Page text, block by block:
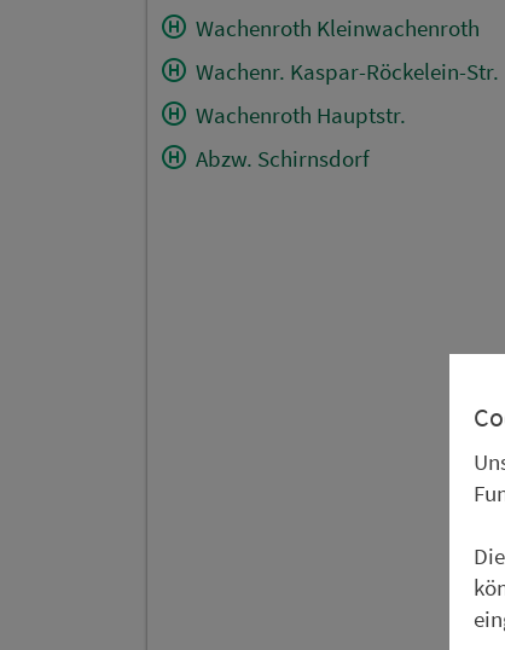
Wachenroth Kleinwachenroth
Wachenr. Kaspar-Röckelein-Str.
Wachenroth Hauptstr.
Abzw. Schirnsdorf